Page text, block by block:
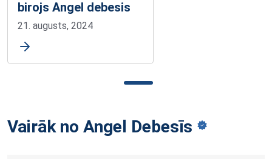
birojs Angel debesis
21. augusts, 2024
Vairāk no Angel Debesīs